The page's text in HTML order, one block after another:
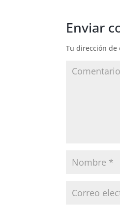
Enviar
Tu dirección de